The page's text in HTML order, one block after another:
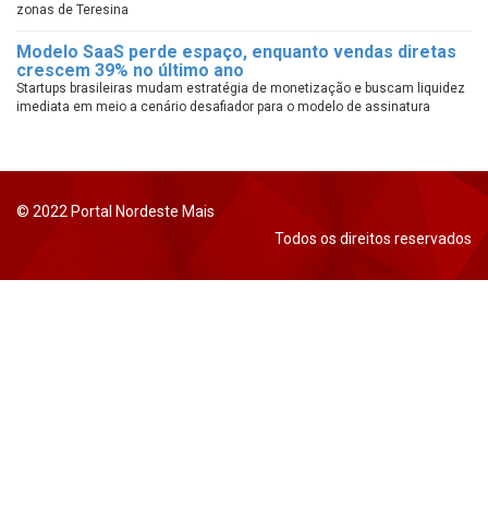
zonas de Teresina
Modelo SaaS perde espaço, enquanto vendas diretas
crescem 39% no último ano
Startups brasileiras mudam estratégia de monetização e buscam liquidez
imediata em meio a cenário desafiador para o modelo de assinatura
© 2022 Portal Nordeste Mais
Todos os direitos reservados